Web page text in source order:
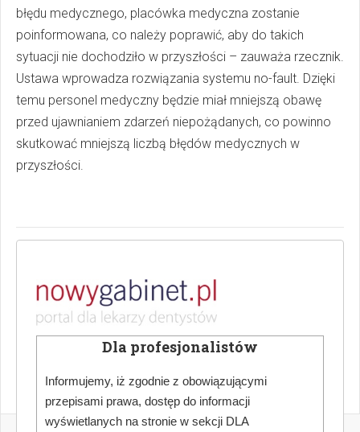
błędu medycznego, placówka medyczna zostanie
poinformowana, co należy poprawić, aby do takich
sytuacji nie dochodziło w przyszłości – zauważa rzecznik.
Ustawa wprowadza rozwiązania systemu no-fault. Dzięki
temu personel medyczny będzie miał mniejszą obawę
przed ujawnianiem zdarzeń niepożądanych, co powinno
skutkować mniejszą liczbą błędów medycznych w
przyszłości.
Odszkodowanie za błędy medyczne
Więcej ciekawych artykułów w "Nowy Gabinet
Stomatologiczny" -zamów prenumeratęlub kup
prenumeratę w naszym sklepie
POPRZEDNI NASTĘPNY
Dla profesjonalistów
Informujemy, iż zgodnie z obowiązującymi
przepisami prawa, dostęp do informacji
wyświetlanych na stronie w sekcji DLA